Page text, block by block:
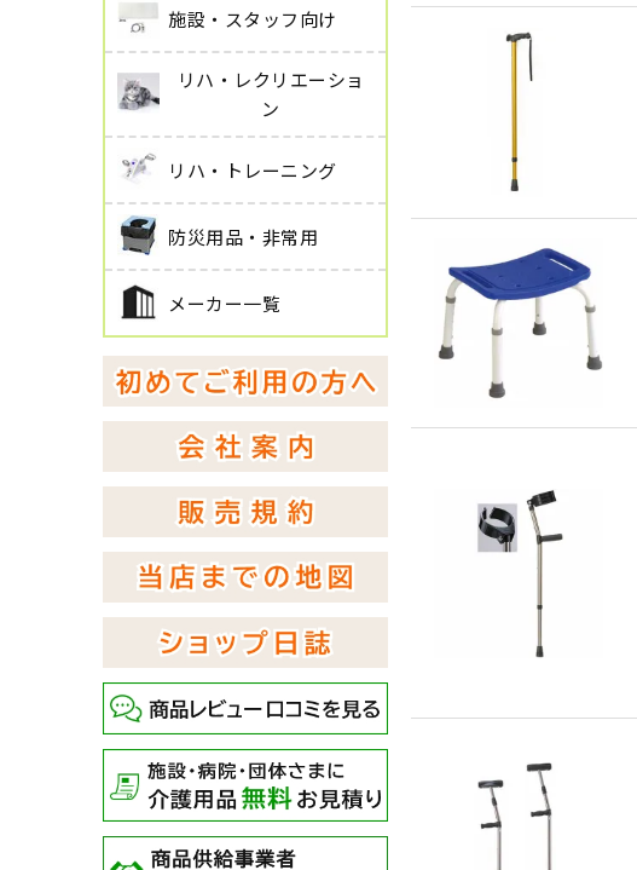
施設・スタッフ向け
リハ・レクリエーショ
ン
リハ・トレーニング
防災用品・非常用
メーカー一覧